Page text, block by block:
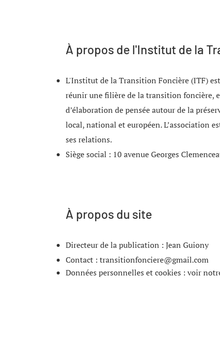
À propos de l'Institut de la
L'Institut de la Transition Foncière (ITF) e
réunir une filière de la transition foncière,
d’élaboration de pensée autour de la
local, national et européen. L’association
ses relations.
Siège social : 10 avenue Georges
​À propos du site
Directeur de la publication : Jean Guiony
Contact : transitionfonciere@gmail.com
Données personnelles et cookies : voir